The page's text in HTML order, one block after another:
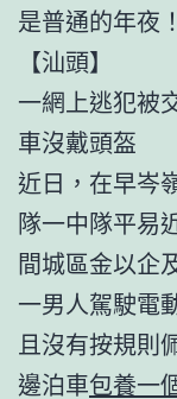
是普通的年夜！
【汕頭】
一網上逃犯被
車沒戴頭盔
近日，在早岑
隊一中隊平易
間城區金以企
一男人駕駛電
且沒有按規則
邊泊車包養一